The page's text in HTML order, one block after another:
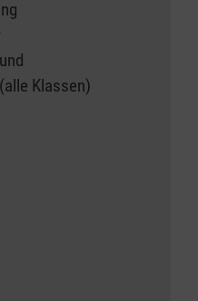
Klassen)